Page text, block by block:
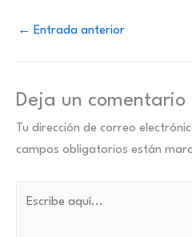
← Entrada anterior
Deja un comentario
Tu dirección de correo
campos obligatorios están